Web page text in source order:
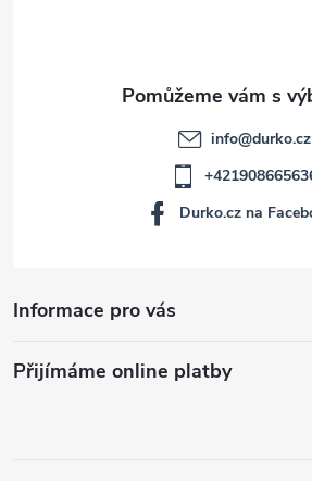
Informace pro vás
Přijímáme online platby
info@durko.cz
Durko.cz na